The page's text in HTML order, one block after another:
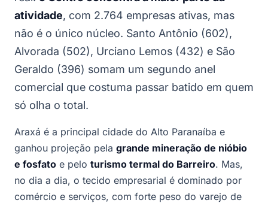
atividade, com 2.764 empresas ativas, mas
não é o único núcleo. Santo Antônio (602),
Alvorada (502), Urciano Lemos (432) e São
Geraldo (396) somam um segundo anel
comercial que costuma passar batido em quem
só olha o total.
Araxá é a principal cidade do Alto Paranaíba e
ganhou projeção pela grande mineração de nióbio
e fosfato e pelo turismo termal do Barreiro. Mas,
no dia a dia, o tecido empresarial é dominado por
comércio e serviços, com forte peso do varejo de